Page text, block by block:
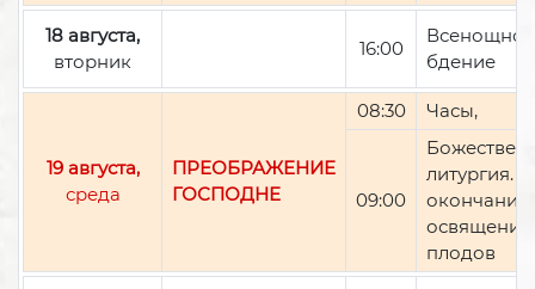
18 августа,
вторник
16:00
Всенощное
бдение
19 августа,
среда
ПРЕОБРАЖЕНИЕ
ГОСПОДНЕ
08:30 Часы,
09:00
литургия.
окончании
освящение
плодов